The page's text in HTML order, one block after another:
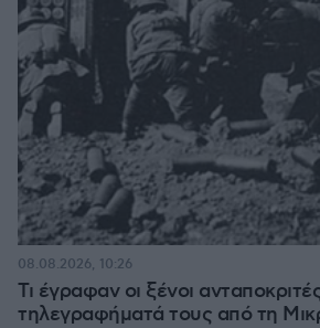
Τι έγραφαν οι ξένοι
τηλεγραφήματά τους από τη
08.08.2026, 10:26